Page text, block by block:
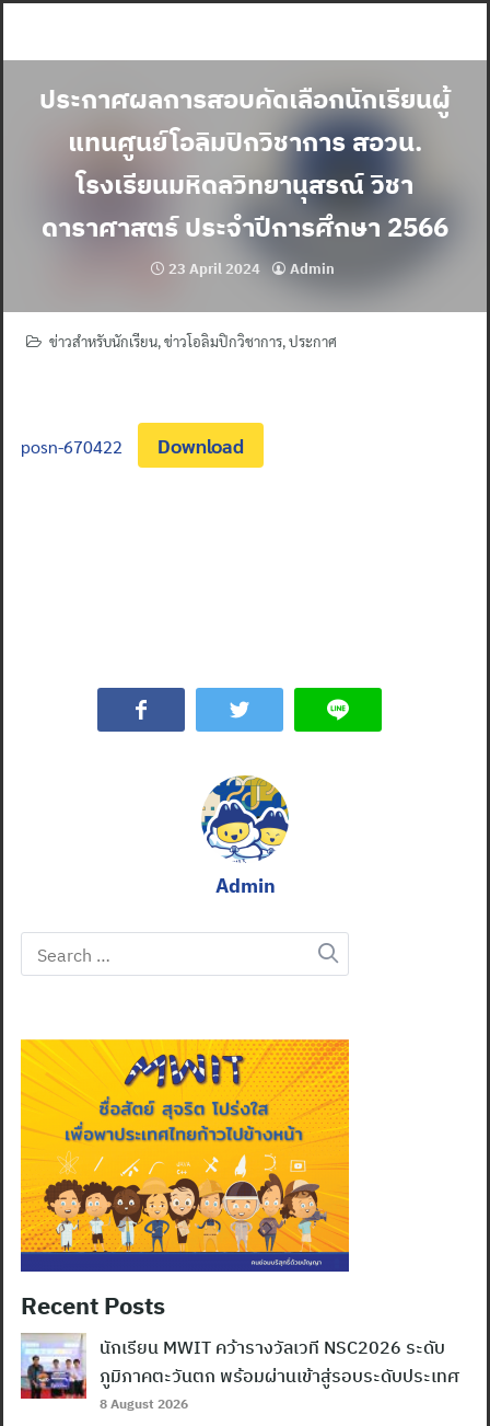
ประกาศผลการสอบคัดเลือกนักเรียนผู้
แทนศูนย์โอลิมปิกวิชาการ สอวน.
โรงเรียนมหิดลวิทยานุสรณ์ วิชา
ดาราศาสตร์ ประจำปีการศึกษา 2566
23 April 2024 Admin
ข่าวสำหรับนักเรียน,ข่าวโอลิมปิกวิชาการ,ประกาศ
posn-670422 Download
Admin
Search
for:
Recent Posts
นักเรียน MWIT คว้ารางวัลเวที NSC2026 ระดับ
ภูมิภาคตะวันตก พร้อมผ่านเข้าสู่รอบระดับประเทศ
8 August 2026